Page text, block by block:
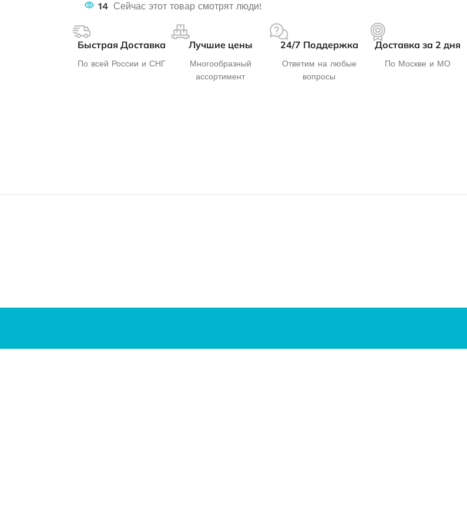
14 Сейчас этот товар смотрят люди!
Быстрая Доставка
По всей России и СНГ
Лучшие цены
Многообразный
ассортимент
24/7 Поддержка
Ответим на любые
вопросы
Доставка за 2 дня
По Москве и МО